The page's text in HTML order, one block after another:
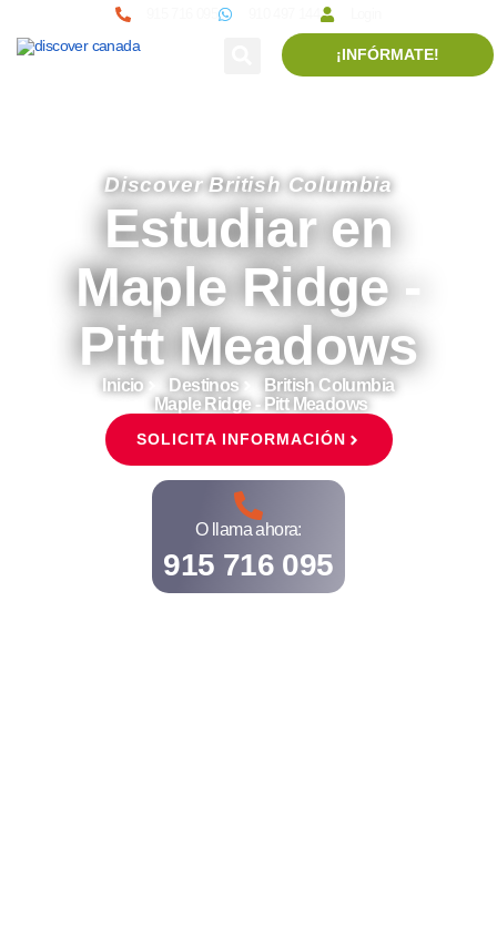
¡INFÓRMATE!
Discover British Columbia
Estudiar en
Maple Ridge -
Pitt Meadows
Inicio Destinos
British Columbia
Maple Ridge - Pitt Meadows
SOLICITA INFORMACIÓN
O llama ahora:
915 716 095